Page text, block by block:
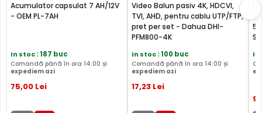
Acumulator capsulat 7 AH/12V
- OEM PL-7AH
In stoc: 187 buc
Comandă până în ora 14:00 și
expediem azi
75,00 Lei
Video Balun pasiv 4K, HDCVI,
TVI, AHD, pentru cablu UTP/FTP,
pret per set - Dahua DHI-
PFM800-4K
In stoc: 100 buc
Comandă până în ora 14:00 și
expediem azi
17,23 Lei
In